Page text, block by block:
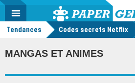
Actu
geek
MENU
Tendances Codes secrets Netflix
MANGAS ET ANIMES
Mode
FacebookTwitter